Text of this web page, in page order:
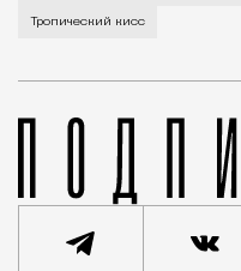
Тропический кисс